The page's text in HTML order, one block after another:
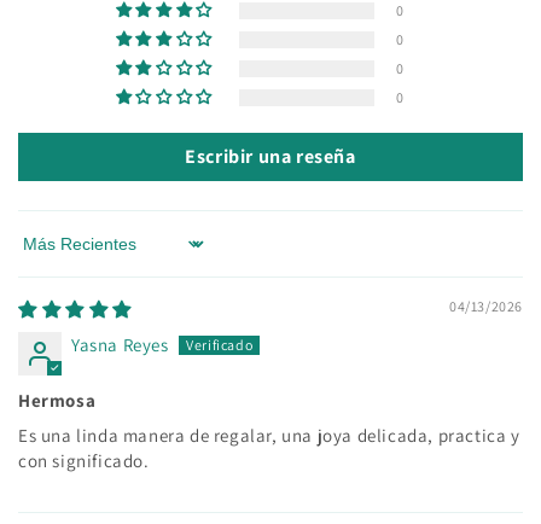
0
0
0
0
Escribir una reseña
Sort by
04/13/2026
Yasna Reyes
Hermosa
Es una linda manera de regalar, una joya delicada, practica y
con significado.